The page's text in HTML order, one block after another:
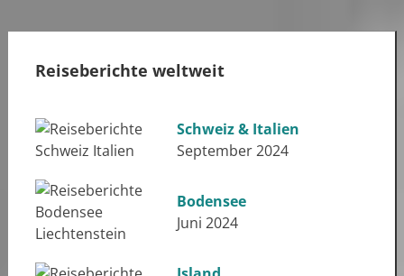
Reiseberichte weltweit
Schweiz & Italien
September 2024
Bodensee
Juni 2024